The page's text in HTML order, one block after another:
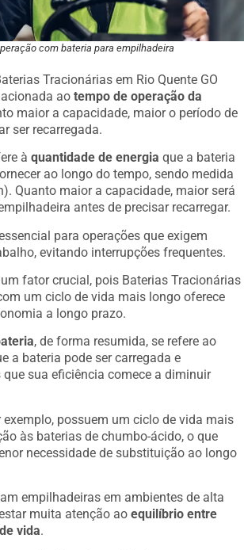
com bateria para empilhadeira
Tracionárias em Rio Quente GO
aotempo de operação da
maior a capacidade, maior o período de
ser recarregada.
àquantidade de energia que a bateria
ao longo do tempo, sendo medida
Quanto maior a capacidade, maior será
antes de precisar recarregar.
para operações que exigem
evitando interrupções frequentes.
fator crucial, pois Baterias Tracionárias
um ciclo de vida mais longo oferece
a longo prazo.
, de forma resumida, se refere ao
a bateria pode ser carregada e
que sua eficiência comece a diminuir
exemplo, possuem um ciclo de vida mais
às baterias de chumbo-ácido, o que
necessidade de substituição ao longo
empilhadeiras em ambientes de alta
muita atenção aoequilíbrio entre
vida.